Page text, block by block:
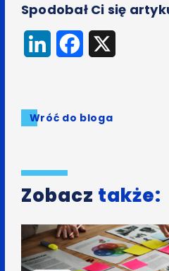
Spodobał Ci się
LinkedInFacebook
Wróć do bloga
Zobacz także: